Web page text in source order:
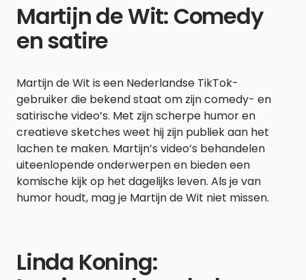
Martijn de Wit: Comedy
en satire
Martijn de Wit is een Nederlandse TikTok-
gebruiker die bekend staat om zijn comedy- en
satirische video’s. Met zijn scherpe humor en
creatieve sketches weet hij zijn publiek aan het
lachen te maken. Martijn’s video’s behandelen
uiteenlopende onderwerpen en bieden een
komische kijk op het dagelijks leven. Als je van
humor houdt, mag je Martijn de Wit niet missen.
Linda Koning: